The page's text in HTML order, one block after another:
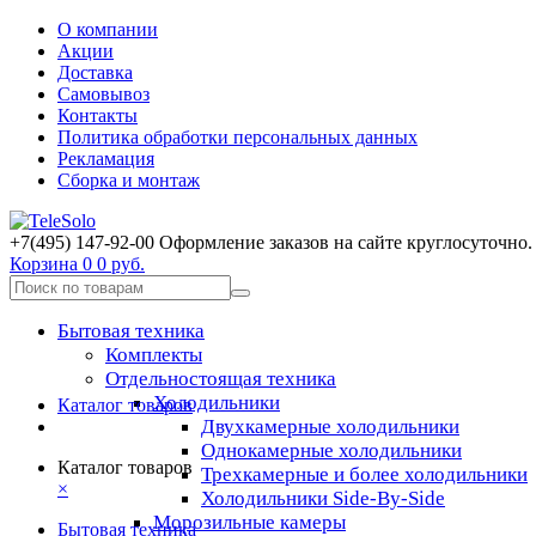
О компании
Акции
Доставка
Самовывоз
Контакты
Политика обработки персональных данных
Рекламация
Сборка и монтаж
+7(495) 147-92-00 Оформление заказов на сайте
Корзина 0 0 руб.
Бытовая техника
Комплекты
Отдельностоящая техника
Холодильники
Двухкамерные холодильники
Однокамерные холодильники
Трехкамерные и более холодильники
Холодильники Side-By-Side
Морозильные камеры
Каталог товаров
Каталог товаров
×
Бытовая техника